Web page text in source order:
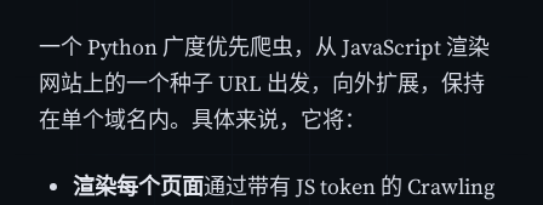
一个 Python 广度优先爬虫，从 JavaScript 渲染
网站上的一个种子 URL 出发，向外扩展，保持
在单个域名内。具体来说，它将：
渲染每个页面通过带有 JS token 的 Crawling